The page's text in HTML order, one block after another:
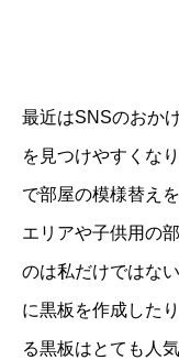
最近はSNSのおか
を見つけやすくな
で部屋の模様替え
エリアや子供用の
のは私だけではな
に黒板を作成した
る黒板はとても人